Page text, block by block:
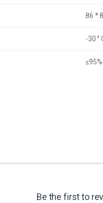
86 *
-30 °
≤95%
Be the first to